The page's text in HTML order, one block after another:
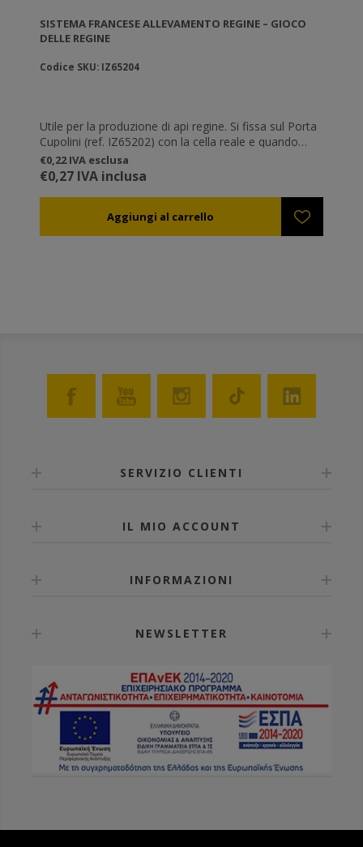
SISTEMA FRANCESE ALLEVAMENTO REGINE – GIOCO
DELLE REGINE
Codice SKU: IZ65204
Utile per la produzione di api regine. Si fissa sul Porta
Cupolini (ref. IZ65202) con la cella reale e quando
questa viene chiusa dalle operaie può essere isolata
chiudendo il tappo. Così, in un'arnia dove ci sono più
di una cella reale non sussiste il pericolo che una
€0,22 IVA esclusa
€0,27 IVA inclusa
SERVIZIO CLIENTI
IL MIO ACCOUNT
INFORMAZIONI
NEWSLETTER